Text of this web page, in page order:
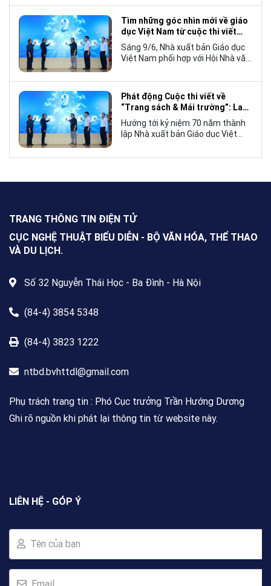
tế, mà còn góp phần đưa những
câu chuyện mang đậm bản sắc
văn hóa Việt Nam bước ra thế giới.
Tìm những góc nhìn mới về giáo
dục Việt Nam từ cuộc thi viết
“Trang sách và Mái trường”
Sáng 9/6, Nhà xuất bản Giáo dục
Việt Nam phối hợp với Hội Nhà văn
cuộc thi viết về “Trang sách và
Mái trường”, hướng tới kỷ niệm 70
năm thành lập Nhà xuất bản Giáo
dục Việt Nam vào năm 2027.
Phát động Cuộc thi viết về
“Trang sách & Mái trường”: Lan
tỏa tình yêu học tập, tôn vinh
những giá trị bền vững của giáo
dục
Hướng tới kỷ niệm 70 năm thành
lập Nhà xuất bản Giáo dục Việt
NXBGDVN phối hợp với Hội Nhà
Nam trong và ngoài nước, không
giới hạn độ tuổi, nghề nghiệp hay
nơi cư trú.
TRANG THÔNG TIN ĐIỆN TỬ
CỤC NGHỆ THUẬT BIỂU DIỄN - BỘ VĂN HÓA, THỂ THAO
VÀ DU LỊCH.
Số 32 Nguyễn Thái Học - Ba Đình - Hà Nội
(84-4) 3854 5348
(84-4) 3823 1222
ntbd.bvhttdl@gmail.com
Phụ trách trang tin : Phó Cục trưởng Trần Hướng Dương
Ghi rõ nguồn khi phát lại thông tin từ website này.
LIÊN HỆ - GÓP Ý
Tên của bạn